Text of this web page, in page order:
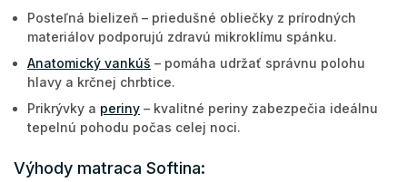
Posteľná bielizeň – priedušné obliečky z prírodných
materiálov podporujú zdravú mikroklímu spánku.
Anatomický vankúš – pomáha udržať správnu polohu
hlavy a krčnej chrbtice.
Prikrývky a periny – kvalitné periny zabezpečia ideálnu
tepelnú pohodu počas celej noci.
Výhody matraca Softina: